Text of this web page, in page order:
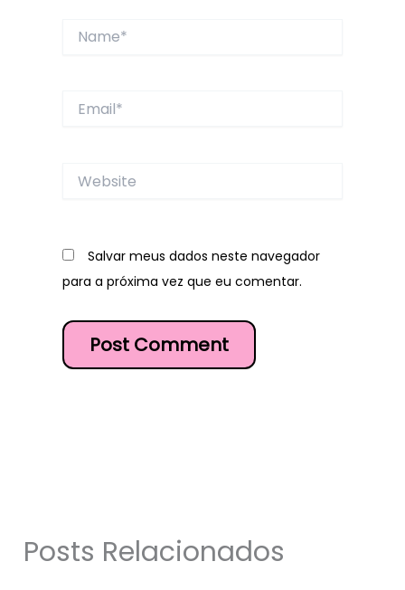
Website
Salvar meus dados neste navegador
para a próxima vez que eu comentar.
Posts Relacionados